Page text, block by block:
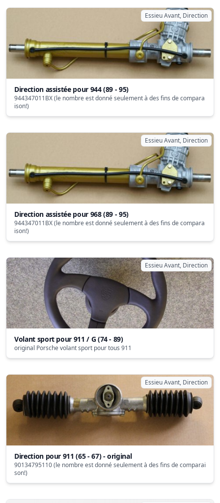
Essieu Avant, Direction
Direction assistée pour 944 (89 - 95)
944347011BX (le nombre est donné seulement à des fins de compara
ison!)
Essieu Avant, Direction
Direction assistée pour 968 (89 - 95)
944347011BX (le nombre est donné seulement à des fins de compara
ison!)
Essieu Avant, Direction
Volant sport pour 911 / G (74 - 89)
original Porsche volant sport pour tous 911
Essieu Avant, Direction
Direction pour 911 (65 - 67) - original
90134795110 (le nombre est donné seulement à des fins de comparai
son!)